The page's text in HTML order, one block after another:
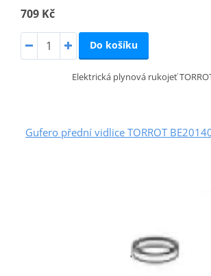
709 Kč
Do košíku
Elektrická plynová rukojeť
Gufero přední vidlice TORROT